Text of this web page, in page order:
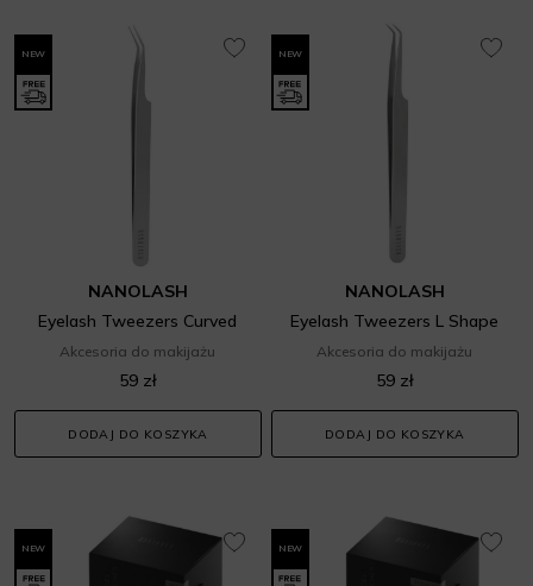
NEW
NANOLASH
Eyelash Tweezers Curved
Akcesoria do makijażu
59 zł
DODAJ DO KOSZYKA
NEW
NANOLASH
Eyelash Tweezers L Shape
Akcesoria do makijażu
59 zł
DODAJ DO KOSZYKA
NEW NEW